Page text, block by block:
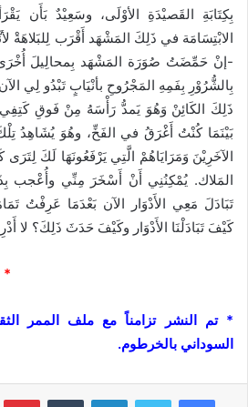
بِكِتَابَةِ القَصيْدَةِ الأوْلَى، وسَعِيْدٌ بَأَن
الابْتِسَامَة في ذَلِكَ المَشْهَد أَقْرَب لِلبَلاهَةْ
-إنْ حَمِّضَتُ صُوَرَة المَشْهَد بِمحالِيلَ
بِالشُّرُوْرِ بِفَمِهِ المَجْرُوحِ بأنْيَابٍ تَبْدُو لِي
ذَلِكَ الكَائِنْ وَهُوَ يَمدُّ رَأْسَهُ مِنْ فَوقِ
بَيْنَمَا كُنْتُ أَغْرَقُ في الفَخِّ، وهُوَ يُشَاهِدُ
الآخَرِيْنَ وَمَرَايَاهُمْ الَّتِي يَرْفَعُونَهَا لَكَ لِتَرَى
المَلاك. يُمْكِنُنِي أَنْ أَسْخَرَ مِنِّي وأُعْجب
تَبَادَلَ مَعِي الأَدْوَار الآن بَعْدَمَا عَرِفْتُ
كَيْفَ تَبَادَلْنَا الأَدْوَار وكَيْفَ حَدَثَ ذَلِكَ؟ لا
*
* تم النشر تزامناً مع ملف الممر
السوداني بالخرطوم.
فيسبوك لينكدإن